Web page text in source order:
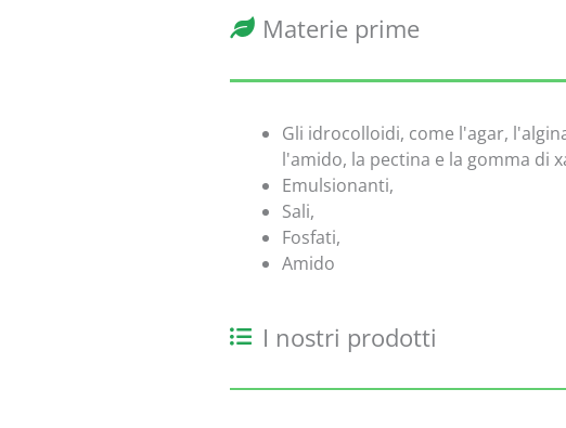
Materie prime
Gli idrocolloidi, come l'agar,
l'amido, la pectina e la gomma di
Emulsionanti,
Sali,
Fosfati,
Amido
I nostri prodotti